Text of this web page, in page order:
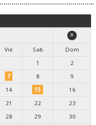
Vie Sab
Dom
1
2
7 8
9
14 15
16
21 22
23
28 29
30